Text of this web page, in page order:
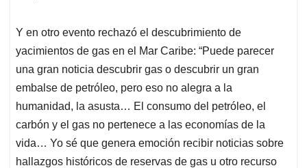
Y en otro evento rechazó el descubrimiento de
yacimientos de gas en el Mar Caribe: “Puede parecer
una gran noticia descubrir gas o descubrir un gran
embalse de petróleo, pero eso no alegra a la
humanidad, la asusta… El consumo del petróleo, el
carbón y el gas no pertenece a las economías de la
vida… Yo sé que genera emoción recibir noticias sobre
hallazgos históricos de reservas de gas u otro recurso